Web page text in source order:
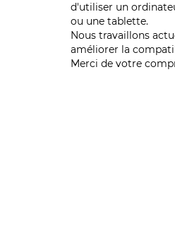
d'utiliser un
ou une tablette.
Nous travaillons
améliorer la
Merci de votre